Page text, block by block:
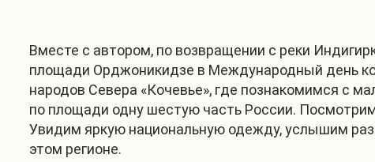
Вместе с автором, по возвращении с реки
площади Орджоникидзе в Международный день
народов Севера «Кочевье», где познакомимся с
по площади одну шестую часть России.
Увидим яркую национальную одежду, услышим
этом регионе.